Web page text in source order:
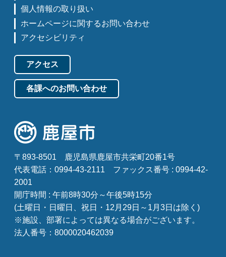
個人情報の取り扱い
ホームページに関するお問い合わせ
アクセシビリティ
アクセス
各課へのお問い合わせ
〒893-8501
鹿児島県鹿屋市共栄町20番1号
代表電話：0994-43-2111
ファックス番号 : 0994-42-
2001
開庁時間 : 午前8時30分～午後5時15分
(土曜日・日曜日、祝日・12月29日～1月3日は除く)
※施設、部署によっては異なる場合がございます。
法人番号：8000020462039